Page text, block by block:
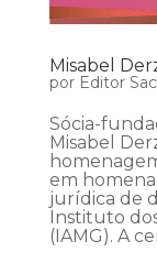
Misabel
por Editor
Sócia-
Misabel
em
jurídica de
Instituto
(IAMG). A